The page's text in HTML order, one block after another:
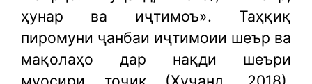
ҳунар ва иҷтимоъ». Таҳқиқ
пиромуни ҷанбаи иҷтимоии шеър ва
мақолаҳо дар нақди шеъри